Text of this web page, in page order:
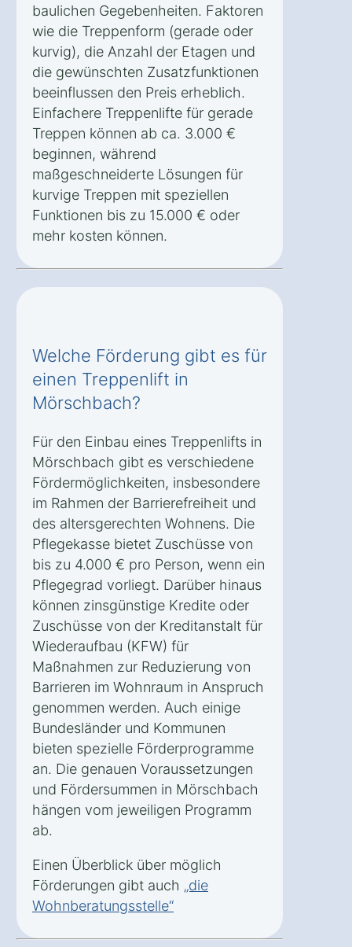
baulichen Gegebenheiten. Faktoren
wie die Treppenform (gerade oder
kurvig), die Anzahl der Etagen und
die gewünschten Zusatzfunktionen
beeinflussen den Preis erheblich.
Einfachere Treppenlifte für gerade
Treppen können ab ca. 3.000 €
beginnen, während
maßgeschneiderte Lösungen für
kurvige Treppen mit speziellen
Funktionen bis zu 15.000 € oder
mehr kosten können.
Welche Förderung gibt es für
einen Treppenlift in
Mörschbach?
Für den Einbau eines Treppenlifts in
Mörschbach gibt es verschiedene
Fördermöglichkeiten, insbesondere
im Rahmen der Barrierefreiheit und
des altersgerechten Wohnens. Die
Pflegekasse bietet Zuschüsse von
bis zu 4.000 € pro Person, wenn ein
Pflegegrad vorliegt. Darüber hinaus
können zinsgünstige Kredite oder
Zuschüsse von der Kreditanstalt für
Wiederaufbau (KFW) für
Maßnahmen zur Reduzierung von
Barrieren im Wohnraum in Anspruch
genommen werden. Auch einige
Bundesländer und Kommunen
bieten spezielle Förderprogramme
an. Die genauen Voraussetzungen
und Fördersummen in Mörschbach
hängen vom jeweiligen Programm
ab.
Einen Überblick über möglich
Förderungen gibt auch „die
Wohnberatungsstelle“